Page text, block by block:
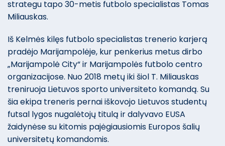
strategu tapo 30-metis futbolo specialistas Tomas
Miliauskas.
Iš Kelmės kilęs futbolo specialistas trenerio karjerą
pradėjo Marijampolėje, kur penkerius metus dirbo
„Marijampolė City“ ir Marijampolės futbolo centro
organizacijose. Nuo 2018 metų iki šiol T. Miliauskas
treniruoja Lietuvos sporto universiteto komandą. Su
šia ekipa treneris pernai iškovojo Lietuvos studentų
futsal lygos nugalėtojų titulą ir dalyvavo EUSA
žaidynėse su kitomis pajėgiausiomis Europos šalių
universitetų komandomis.